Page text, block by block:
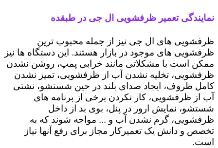
نمایندگی تعمیر ظرفشویی ال جی در طبقده
ظرفشویی های ال جی نیز از جمله محبوب ترین
ظرفشویی های موجود در بازار هستند. این دستگاه ها نیز
ممکن است با مشکلاتی مانند خرابی پمپ، روشن نشدن
ظرفشویی، تخلیه نشدن آب از ظرفشویی، تمیز نشدن
کامل ظروف، ایجاد صدای بلند در حین شستشو، نشتی
آب از ظرفشویی، کار نکردن برخی از برنامه های
شستشو، نمایش ارور در پنل، بوی بد از داخل
ظرفشویی، گرم نشدن آب و ... مواجه شوند که به
تخصص و دانش یک تعمیرکار مجاز برای رفع آنها نیاز
است.